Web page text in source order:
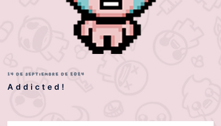
14 DE SEPTIEMBRE DE 2024
Addicted!